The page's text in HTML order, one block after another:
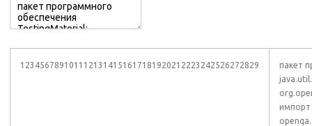
1234567891011121314151617181920212223242526272829
пакет
импорт